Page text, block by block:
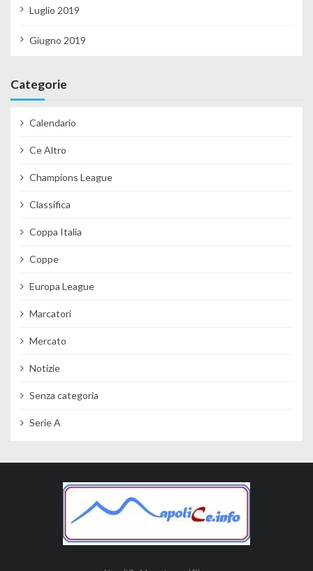
Luglio 2019
Giugno 2019
Categorie
Calendario
Ce Altro
Champions League
Classifica
Coppa Italia
Coppe
Europa League
Marcatori
Mercato
Notizie
Senza categoria
Serie A